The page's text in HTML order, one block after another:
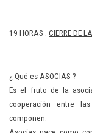
19 HORAS : CIERRE DE
¿ Qué es ASOCIAS ?
Es el fruto de la
cooperación entre
componen.